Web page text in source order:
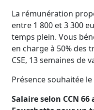
La rémunération
entre 1 800 et 3 300
temps plein. Vous
en charge à 50% des
CSE, 13 semaines de
Présence souhaitée
Salaire selon CCN 66